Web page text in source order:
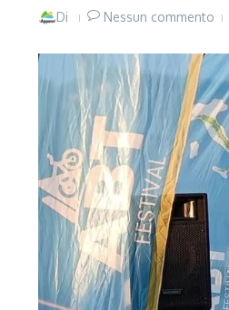
Di Nessun commento